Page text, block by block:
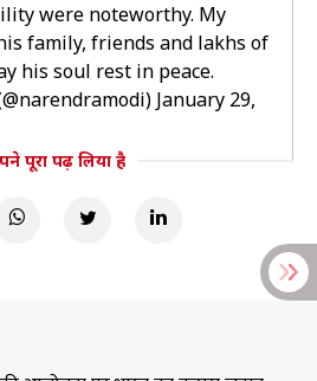
were noteworthy. My
family, friends and lakhs of
his soul rest in peace.
January 29,
पूरा पढ़ लिया है